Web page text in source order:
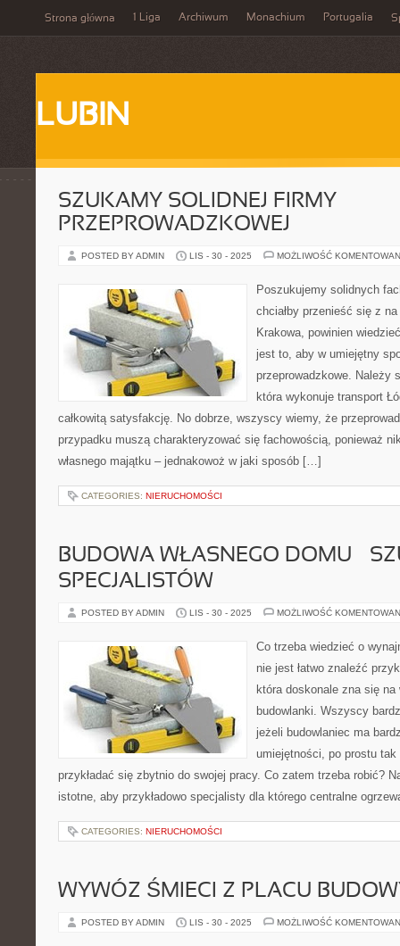
Strona główna 1 Liga Archiwum Monachium Portugalia
LUBIN
SZUKAMY SOLIDNEJ FIRMY
PRZEPROWADZKOWEJ
POSTED BY ADMIN LIS - 30 - 2025 MOŻLIWOŚĆ
Poszukujemy solidnych
chciałby przenieść się z
Krakowa, powinien
jest to, aby w umiejętny
przeprowadzkowe. Należy
która wykonuje transport
całkowitą satysfakcję. No dobrze, wszyscy wiemy, że
przypadku muszą charakteryzować się fachowością, ponieważ
własnego majątku – jednakowoż w jaki sposób […]
CATEGORIES: NIERUCHOMOŚCI
BUDOWA WŁASNEGO DOMU –
SPECJALISTÓW
POSTED BY ADMIN LIS - 30 - 2025 MOŻLIWOŚĆ
Co trzeba wiedzieć o
nie jest łatwo znaleźć
która doskonale zna się
budowlanki. Wszyscy
jeżeli budowlaniec ma
umiejętności, po prostu
przykładać się zbytnio do swojej pracy. Co zatem trzeba robić?
istotne, aby przykładowo specjalisty dla którego centralne
CATEGORIES: NIERUCHOMOŚCI
WYWÓZ ŚMIECI Z PLACU
POSTED BY ADMIN LIS - 30 - 2025 MOŻLIWOŚĆ